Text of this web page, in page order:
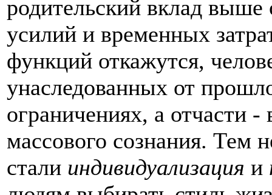
родительский вклад выше
усилий и временных
функций откажутся,
унаследованных от
ограничениях, а отчасти
массового сознания. Тем
стали индивидуализация и